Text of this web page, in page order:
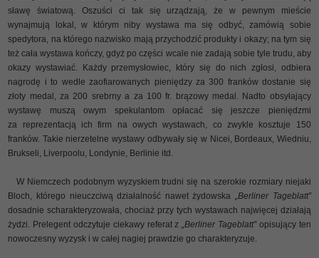
sławę światową. Oszuści ci tak się urządzają, że w pewnym mieście
wynajmują lokal, w którym niby wystawa ma się odbyć, zamówią sobie
spedytora, na którego nazwisko mają przychodzić produkty i okazy; na tym się
też cała wystawa kończy, gdyż po części wcale nie zadają sobie tyle trudu, aby
okazy wystawiać. Każdy przemysłowiec, który się do nich zgłosi, odbiera
nagrodę i to wedle zaofiarowanych pieniędzy za 300 franków dostanie się
złoty medal, za 200 srebrny a za 100 fr. brązowy medal. Nadto obsyłający
wystawę muszą owym spekulantom opłacać się jeszcze pieniędzmi
za reprezentacją ich firm na owych wystawach, co zwykle kosztuje 150
franków. Takie nierzetelne wystawy odbywały się w Nicei, Bordeaux, Wiedniu,
Brukseli, Liverpoolu, Londynie, Berlinie itd.
W Niemczech podobnym wyzyskiem trudni się na szerokie rozmiary niejaki
Bloch, którego nieuczciwą działalność nawet żydowska
„Berliner Tageblatt”
dosadnie scharakteryzowała, chociaż przy tych wystawach najwięcej działają
żydzi. Prelegent odczytuje ciekawy referat z
„Berliner Tageblatt”opisujący ten
nowoczesny wyzysk i w całej nagiej prawdzie go charakteryzuje.